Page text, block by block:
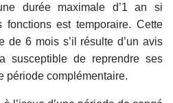
durée maximale d’1 an si
fonctions est temporaire. Cette
de 6 mois s’il résulte d’un avis
susceptible de reprendre ses
période complémentaire.